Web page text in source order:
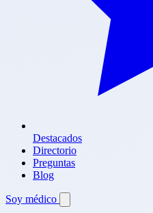
Destacados
Directorio
Preguntas
Blog
Soy médico